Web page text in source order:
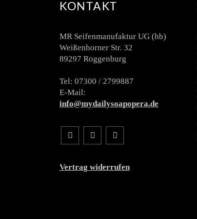
KONTAKT
MR Seifenmanufaktur UG (hb)
Weißenhorner Str. 32
89297 Roggenburg
Tel: 07300 / 2799887
E-Mail:
info@mydailysoapopera.de
Vertrag widerrufen